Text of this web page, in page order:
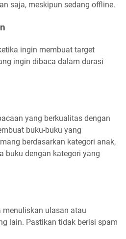
saja, meskipun sedang offline.
ingin membuat target
ingin dibaca dalam durasi
yang berkualitas dengan
buku-buku yang
berdasarkan kategori anak,
buku dengan kategori yang
menuliskan ulasan atau
lain. Pastikan tidak berisi spam